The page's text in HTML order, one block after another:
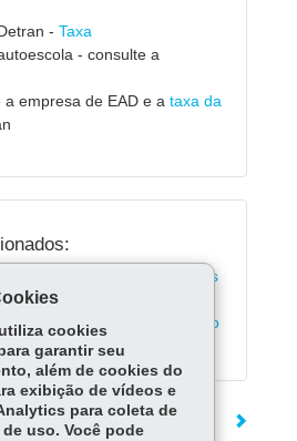
-Taxa
- consulte a
a empresa de EAD e ataxa da
de vagas em cursos
sobre curso preventivo
cookies
garantir seu
além de cookies do
exibição de vídeos e
para coleta de
uso. Você pode